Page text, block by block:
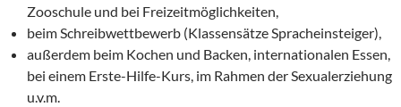
Zooschule und bei Freizeitmöglichkeiten,
beim Schreibwettbewerb (Klassensätze Spracheinsteiger),
außerdem beim Kochen und Backen, internationalen Essen,
bei einem Erste-Hilfe-Kurs, im Rahmen der Sexualerziehung
u.v.m.